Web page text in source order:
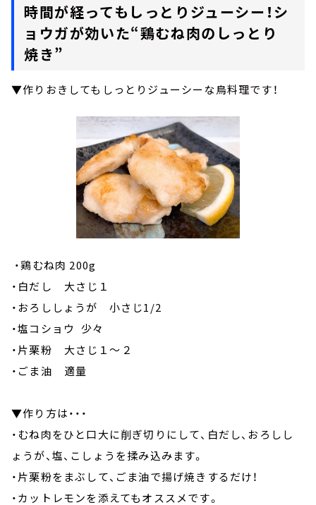
時間が経ってもしっとりジューシー！シ
ョウガが効いた“鶏むね肉のしっとり
焼き”
▼作りおきしてもしっとりジューシーな鳥料理です！
・鶏むね肉 200g
・白だし 大さじ１
・おろししょうが 小さじ1/2
・塩コショウ 少々
・片栗粉 大さじ１～２
・ごま油 適量
▼作り方は・・・
・むね肉をひと口大に削ぎ切りにして、白だし、おろしし
ょうが、塩、こしょうを揉み込みます。
・片栗粉をまぶして、ごま油で揚げ焼きするだけ！
・カットレモンを添えてもオススメです。